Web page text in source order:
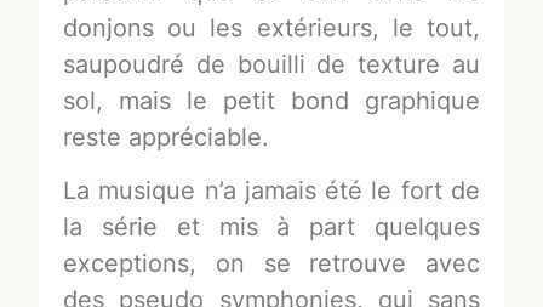
donjons ou les extérieurs, le tout,
saupoudré de bouilli de texture au
sol, mais le petit bond graphique
reste appréciable.
La musique n’a jamais été le fort de
la série et mis à part quelques
exceptions, on se retrouve avec
des pseudo symphonies, qui sans